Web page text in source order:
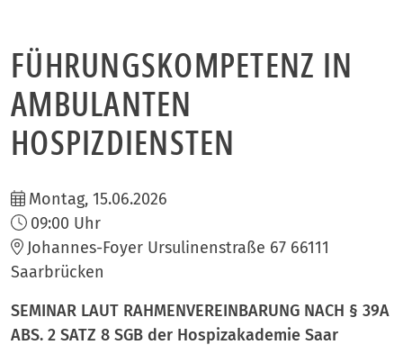
FÜHRUNGSKOMPETENZ IN
AMBULANTEN
HOSPIZDIENSTEN
Montag, 15.06.2026
09:00 Uhr
Johannes-Foyer Ursulinenstraße 67 66111
Saarbrücken
SEMINAR LAUT RAHMENVEREINBARUNG NACH § 39A
ABS. 2 SATZ 8 SGB der Hospizakademie Saar